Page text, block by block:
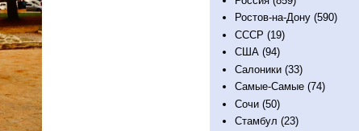
Ростов-на-Дону (590)
СССР (19)
США (94)
Салоники (33)
Самые-Самые (74)
Сочи (50)
Стамбул (23)